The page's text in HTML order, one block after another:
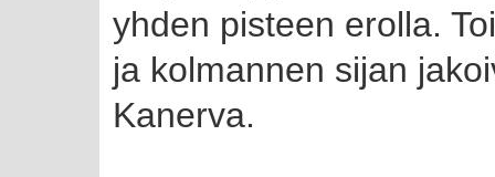
yhden pisteen erolla.
ja kolmannen sijan
Kanerva.